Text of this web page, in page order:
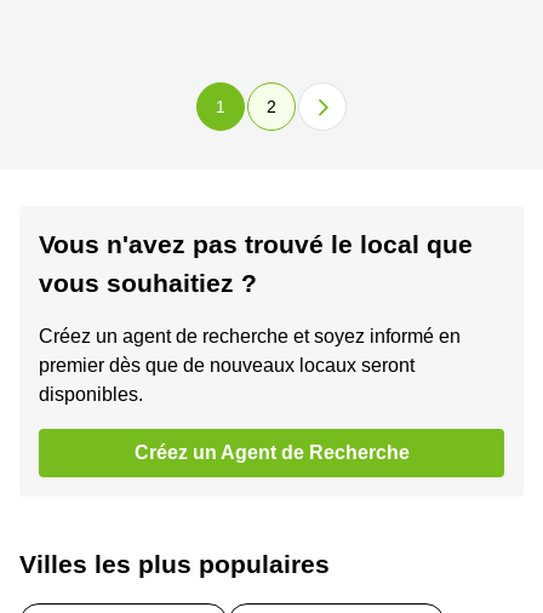
1 2
Vous n'avez pas trouvé le local que
vous souhaitiez ?
Créez un agent de recherche et soyez informé en
premier dès que de nouveaux locaux seront
disponibles.
Créez un Agent de Recherche
Villes les plus populaires